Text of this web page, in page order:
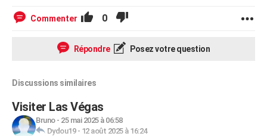
Commenter 0
Répondre Posez votre question
Discussions similaires
Visiter Las Végas
Bruno- 25 mai 2025 à 06:58
Dydou19- 12 août 2025 à 16:24